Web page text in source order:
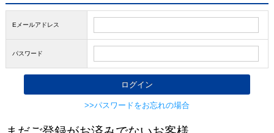
Eメールアドレス
パスワード
>>パスワードをお忘れの場合